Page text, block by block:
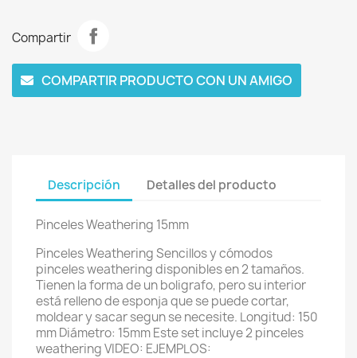
Compartir
COMPARTIR PRODUCTO CON UN AMIGO
Descripción Detalles del producto
Pinceles Weathering 15mm
Pinceles Weathering Sencillos y cómodos
pinceles weathering disponibles en 2 tamaños.
Tienen la forma de un boligrafo, pero su interior
está relleno de esponja que se puede cortar,
moldear y sacar segun se necesite. Longitud: 150
mm Diámetro: 15mm Este set incluye 2 pinceles
weathering VIDEO: EJEMPLOS: